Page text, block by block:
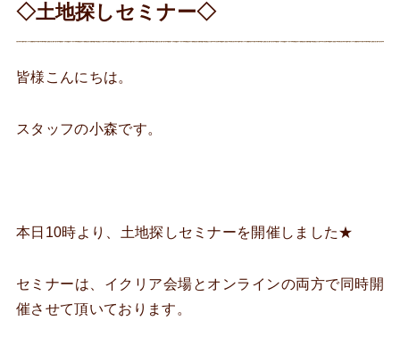
◇土地探しセミナー◇
皆様こんにちは。
スタッフの小森です。
本日10時より、土地探しセミナーを開催しました★
セミナーは、イクリア会場とオンラインの両方で同時開
催させて頂いております。